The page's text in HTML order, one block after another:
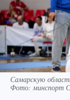
Самарскую
Фото: минспорт